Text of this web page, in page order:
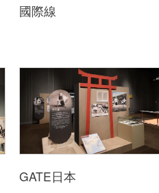
國際線
GATE日本